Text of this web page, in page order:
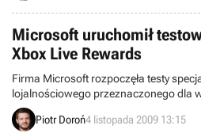
Microsoft uruchomił
Xbox Live Rewards
Firma Microsoft rozpoczęła testy
lojalnościowego przeznaczonego dla
W przyszłości wezmą w nim udział
abonamentu Xbox Live. Aktualnie
Piotr Doroń4 listopada 2009 13:15